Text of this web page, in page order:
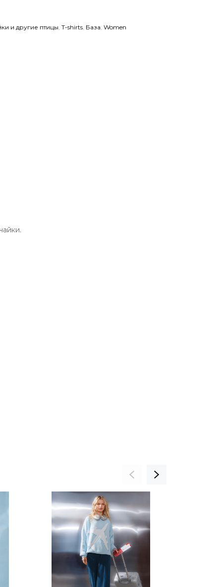
и другие птицы T-shirts База Women